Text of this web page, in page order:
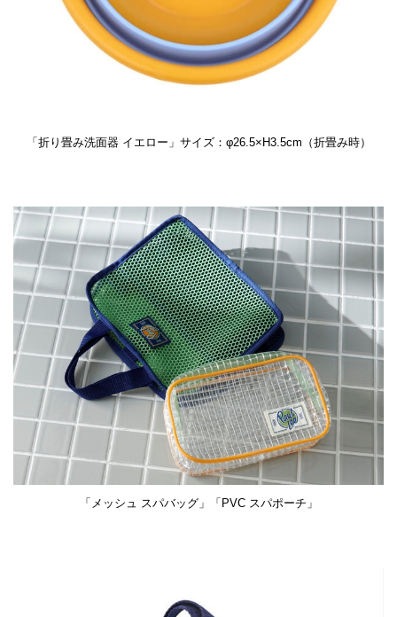
「折り畳み洗面器 イエロー」サイズ：φ26.5×H3.5cm（折畳み時）
「メッシュ スパバッグ」「PVC スパポーチ」